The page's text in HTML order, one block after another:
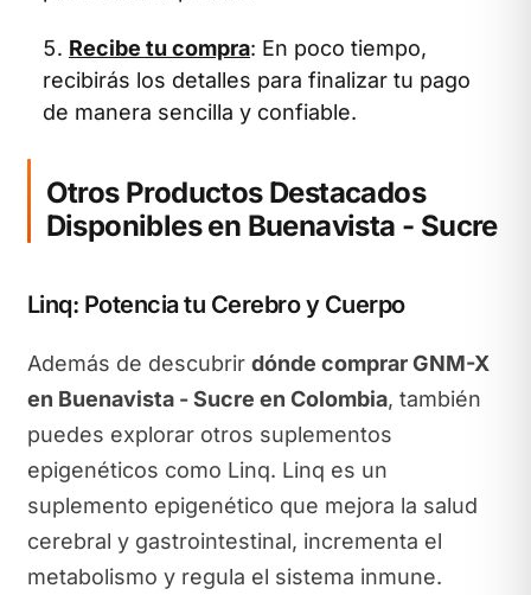
Recibe tu compra: En poco tiempo,
recibirás los detalles para finalizar tu pago
de manera sencilla y confiable.
Otros Productos Destacados
Disponibles en Buenavista - Sucre
Linq: Potencia tu Cerebro y Cuerpo
Además de descubrir dónde comprar GNM-X
en Buenavista - Sucre en Colombia, también
puedes explorar otros suplementos
epigenéticos como Linq. Linq es un
suplemento epigenético que mejora la salud
cerebral y gastrointestinal, incrementa el
metabolismo y regula el sistema inmune.